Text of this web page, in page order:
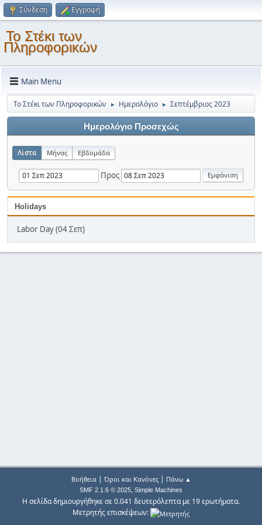
Σύνδεση Εγγραφή
Το Στέκι των
Πληροφορικών
Main Menu
Το Στέκι των Πληροφορικών ► Ημερολόγιο ► Σεπτέμβριος 2023
Ημερολόγιο Προσεχώς
Λίστα Μήνας Εβδομάδα
Προς
Holidays
Labor Day (04 Σεπ)
Βοήθεια| Όροι και Κανόνες| Πάνω ▲
SMF 2.1.6 © 2025, Simple Machines
Η σελίδα δημιουργήθηκε σε 0.041 δευτερόλεπτα με 19 ερωτήματα.
Μετρητής επισκέψεων: